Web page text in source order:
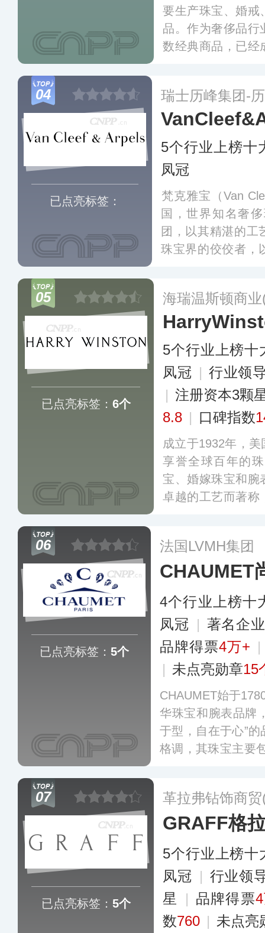
要生产珠宝、婚戒
品。作为奢侈品行
数经典商品，已经
材质的使用。更多
04
已点亮标签：
瑞士历峰集团-
5个行业上榜十
凤冠
梵克雅宝（Van
国，世界知名奢
团，以其精湛的工
珠宝界的佼佼者，
05
已点亮标签： 6个
海瑞温斯顿商
5个行业上榜十
凤冠 | 行业领
| 注册资本3颗
8.8 | 口碑指数
成立于1932年，
享誉全球百年的
宝、婚嫁珠宝和腕
卓越的工艺而著称
现出每一颗钻 石
更多
06
已点亮标签： 5个
法国LVMH集团
CHAUMET
4个行业上榜十
凤冠 | 著名企
品牌得票4万+ |
| 未点亮勋章15
CHAUMET始于
华珠宝和腕表品牌
于型，自在于心”
格调，其珠宝主要
多
07
已点亮标签： 5个
革拉弗钻饰商
GRAFF格
5个行业上榜十
凤冠 | 行业领
星
| 品牌得票
数760 | 未点亮